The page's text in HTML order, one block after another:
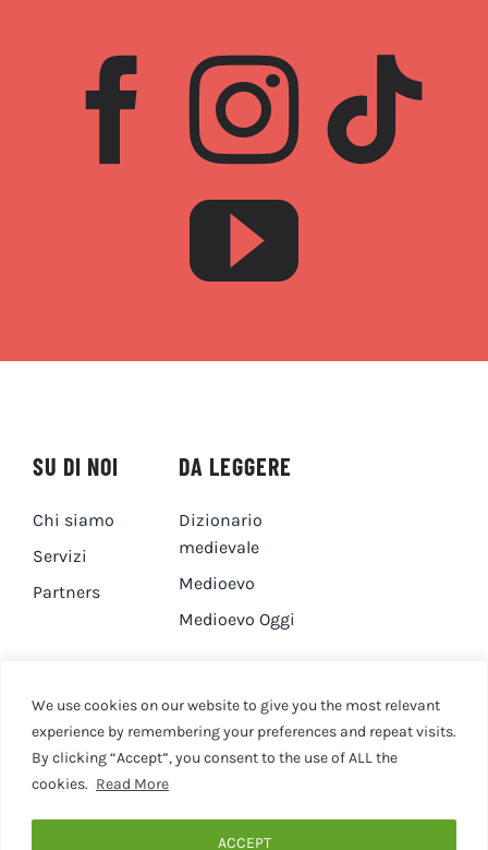
We use cookies on our website to give you the most relevant
experience by remembering your preferences and repeat visits.
By clicking “Accept”, you consent to the use of ALL the
cookies. Read More
ACCEPT
SU DI NOI
Chi siamo
Servizi
Partners
DA LEGGERE
Dizionario
medievale
Medioevo
Medioevo Oggi
DA GUARDARE
Canale YouTube
CONTATTI
Contatti